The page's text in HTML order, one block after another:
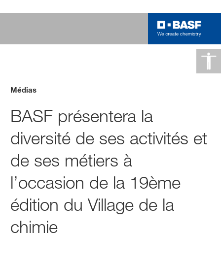
Médias
BASF présentera la
diversité de ses activités et
de ses métiers à
l’occasion de la 19ème
édition du Village de la
chimie